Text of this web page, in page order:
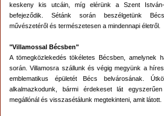
keskeny kis utcáin, míg elérünk a Szent István-
befejeződik. Sétánk során beszélgetünk
művészetéről és természetesen a mindennapi életről.
"Villamossal Bécsben"
A tömegközlekedés tökéletes Bécsben, amelynek
során. Villamosra szállunk és végig megyünk a
emblematikus épületét Bécs belvárosának.
alkalmazkodunk, bármi érdekeset lát
megállónál és visszasétálunk megtekinteni, amit látott.